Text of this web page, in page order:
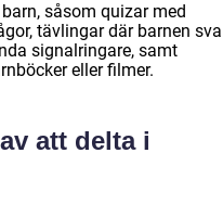
såsom quizar med
tävlingar där barnen
signalringare, samt
eller filmer.
att delta i